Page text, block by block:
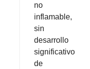
no
inflamable,
sin
desarrollo
significativo
de